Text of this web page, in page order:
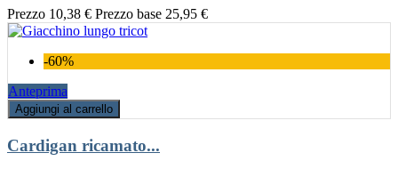
Prezzo 10,38 € Prezzo base 25,95 €
-60%
Anteprima
Aggiungi al carrello
Cardigan ricamato...